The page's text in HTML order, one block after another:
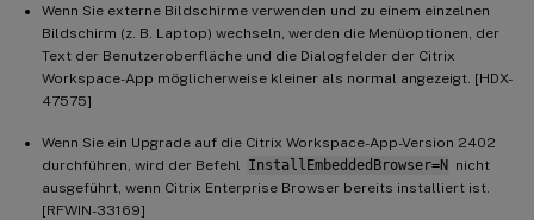
Wenn Sie externe Bildschirme verwenden und zu einem einzelnen
Bildschirm (z. B. Laptop) wechseln, werden die Menüoptionen, der
Text der Benutzeroberfläche und die Dialogfelder der Citrix
Workspace-App möglicherweise kleiner als normal angezeigt. [HDX-
47575]
Wenn Sie ein Upgrade auf die Citrix Workspace-App-Version 2402
durchführen, wird der Befehl
InstallEmbeddedBrowser=N nicht
ausgeführt, wenn Citrix Enterprise Browser bereits installiert ist.
[RFWIN-33169]